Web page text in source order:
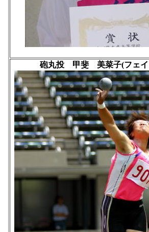
砲丸投 甲斐 美菜子(フェイ